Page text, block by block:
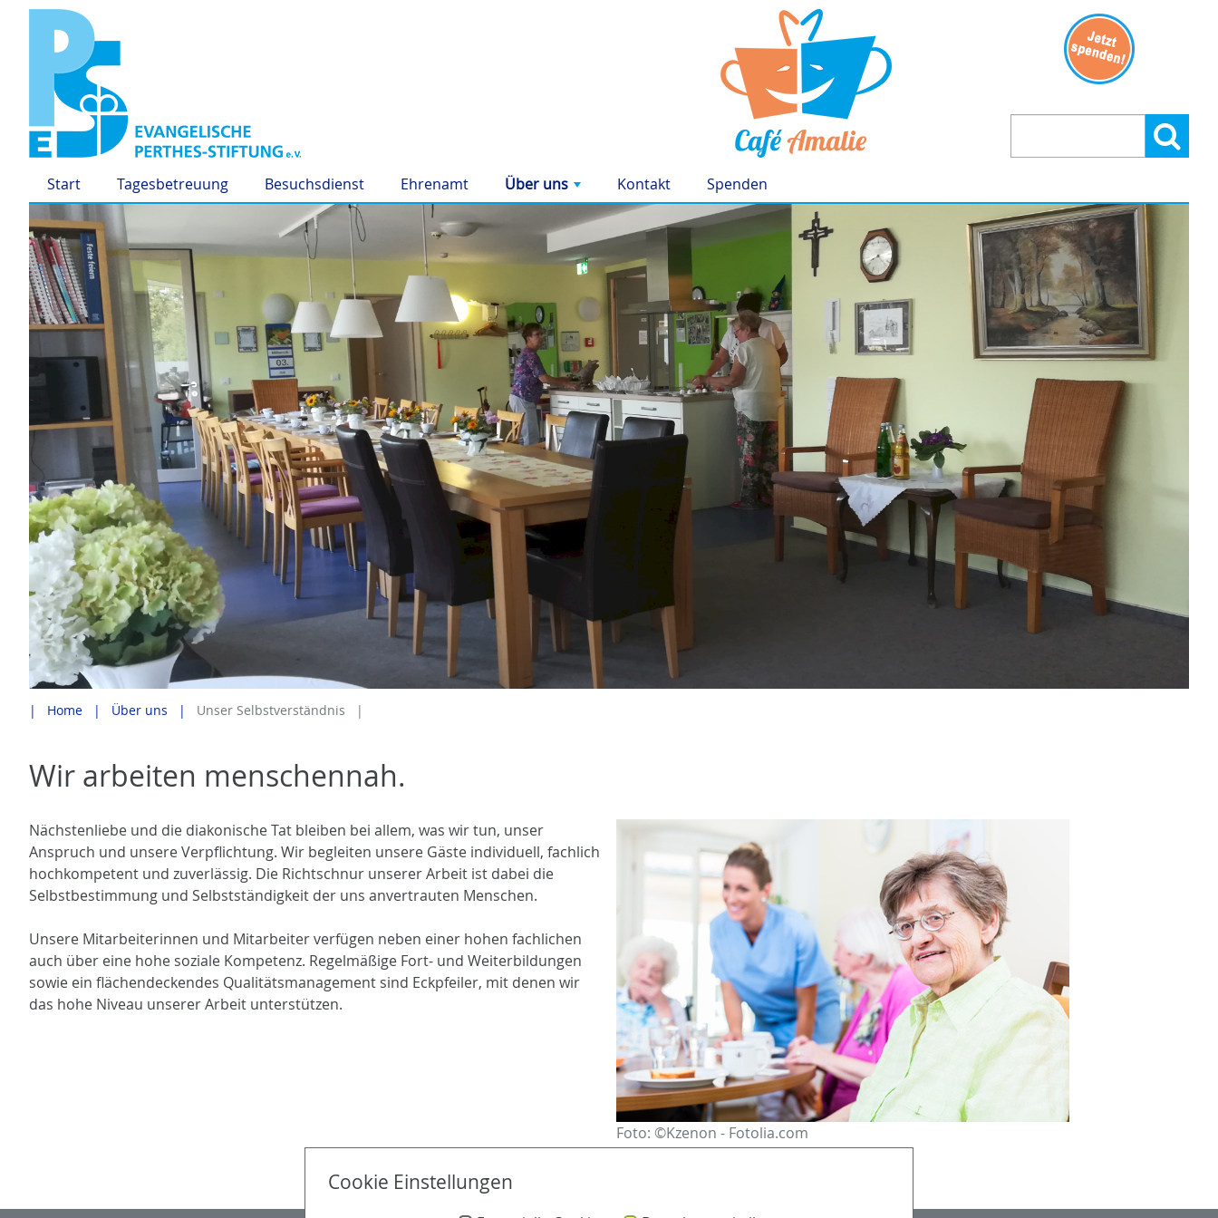
Suchen:
Start Tagesbetreuung Besuchsdienst Ehrenamt
+
Über uns Kontakt Spenden
Home Über uns Unser Selbstverständnis
Wir arbeiten menschennah.
Foto: ©Kzenon - Fotolia.com
Nächstenliebe und die diakonische Tat bleiben bei allem, was wir tun, unser
Anspruch und unsere Verpflichtung. Wir begleiten unsere Gäste individuell, fachlich
hochkompetent und zuverlässig. Die Richtschnur unserer Arbeit ist dabei die
Selbstbestimmung und Selbstständigkeit der uns anvertrauten Menschen.
Unsere Mitarbeiterinnen und Mitarbeiter verfügen neben einer hohen fachlichen
auch über eine hohe soziale Kompetenz. Regelmäßige Fort- und Weiterbildungen
sowie ein flächendeckendes Qualitätsmanagement sind Eckpfeiler, mit denen wir
das hohe Niveau unserer Arbeit unterstützen.
Cookie Einstellungen